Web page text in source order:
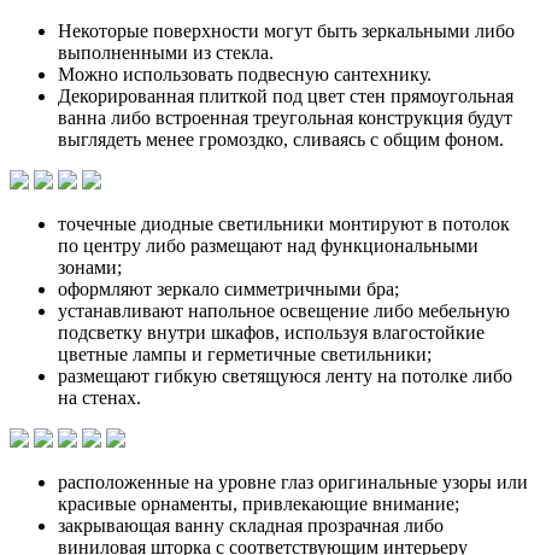
Некоторые поверхности могут быть зеркальными либо
выполненными из стекла.
Можно использовать подвесную сантехнику.
Декорированная плиткой под цвет стен прямоугольная
ванна либо встроенная треугольная конструкция будут
выглядеть менее громоздко, сливаясь с общим фоном.
точечные диодные светильники монтируют в потолок
по центру либо размещают над функциональными
зонами;
оформляют зеркало симметричными бра;
устанавливают напольное освещение либо мебельную
подсветку внутри шкафов, используя влагостойкие
цветные лампы и герметичные светильники;
размещают гибкую светящуюся ленту на потолке либо
на стенах.
расположенные на уровне глаз оригинальные узоры или
красивые орнаменты, привлекающие внимание;
закрывающая ванну складная прозрачная либо
виниловая шторка с соответствующим интерьеру